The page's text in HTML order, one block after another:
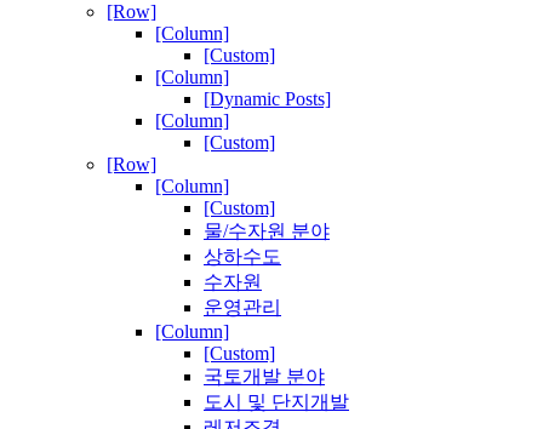
[Row]
[Column]
[Custom]
[Column]
[Dynamic Posts]
[Column]
[Custom]
[Row]
[Column]
[Custom]
물/수자원 분야
상하수도
수자원
운영관리
[Column]
[Custom]
국토개발 분야
도시 및 단지개발